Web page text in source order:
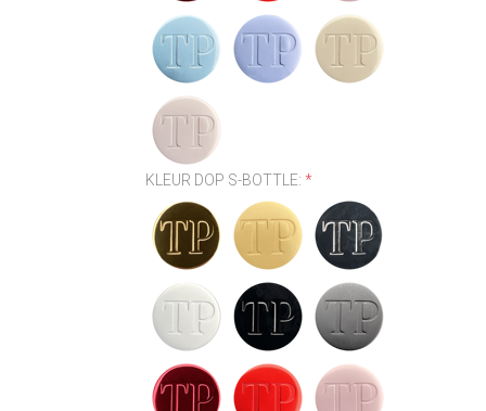
KLEUR DOP S-BOTTLE:*